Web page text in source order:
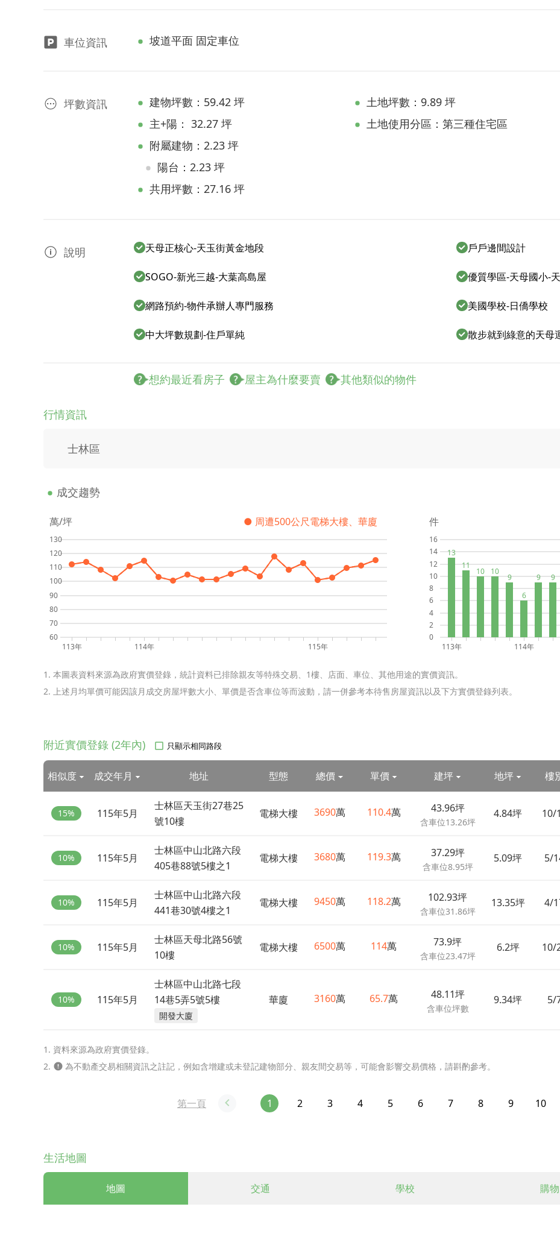
車位資訊 坡道平面 固定車位
坪數資訊
建物坪數：59.42 坪
主+陽： 32.27 坪
附屬建物：2.23 坪
陽台：2.23 坪
共用坪數：27.16 坪
土地坪數：9.89 坪
土地使用分區：第三種住宅區
說明 天母正核心-天玉街黃金地段 戶戶邊間設計
SOGO-新光三越-大葉高島屋 優質學區-天母國小-
網路預約-物件承辦人專門服務 美國學校-日僑學校
中大坪數規劃-住戶單純 散步就到綠意的天母
想約最近看房子 屋主為什麼要賣 其他類似的物件
行情資訊
士林區
成交趨勢
萬/坪 ● 周遭500公尺電梯大樓、華廈
60
70
80
90
100
110
120
130
113年 114年 115年
件
0
2
4
6
8
10
12
14
16
113年 114年
13
11
10 10
9
6
9 9
1. 本圖表資料來源為政府實價登錄，統計資料已排除親友等特殊交易、1樓、店面、車位、其他用途的實價資訊。
2. 上述月均單價可能因該月成交房屋坪數大小、單價是否含車位等而波動，請一併參考本待售房屋資訊以及下方實價登錄列表。
附近實價登錄 (2年內) 只顯示相同路段
相似度 成交年月 地址 型態 總價 單價 建坪 地坪 樓
15% 115年5月
士林區天玉街27巷25
號10樓
電梯大樓 3690萬 110.4萬 43.96坪
含車位13.26坪
4.84坪 10/
10% 115年5月
士林區中山北路六段
405巷88號5樓之1
電梯大樓 3680萬 119.3萬 37.29坪
含車位8.95坪
5.09坪 5/
10% 115年5月
士林區中山北路六段
441巷30號4樓之1
電梯大樓 9450萬 118.2萬 102.93坪
含車位31.86坪
13.35坪 4/
10% 115年5月
士林區天母北路56號
10樓
電梯大樓 6500萬 114萬 73.9坪
含車位23.47坪
6.2坪 10/
10% 115年5月
士林區中山北路七段
14巷5弄5號5樓
開發大廈
華廈 3160萬 65.7萬 48.11坪
含車位坪數
9.34坪 5/
1. 資料來源為政府實價登錄。
2.
為不動產交易相關資訊之註記，例如含增建或未登記建物部分、親友間交易等，可能會影響交易價格，請斟酌參考。
第一頁 1 2 3 4 5 6 7 8 9 10
生活地圖
地圖 交通 學校 購物